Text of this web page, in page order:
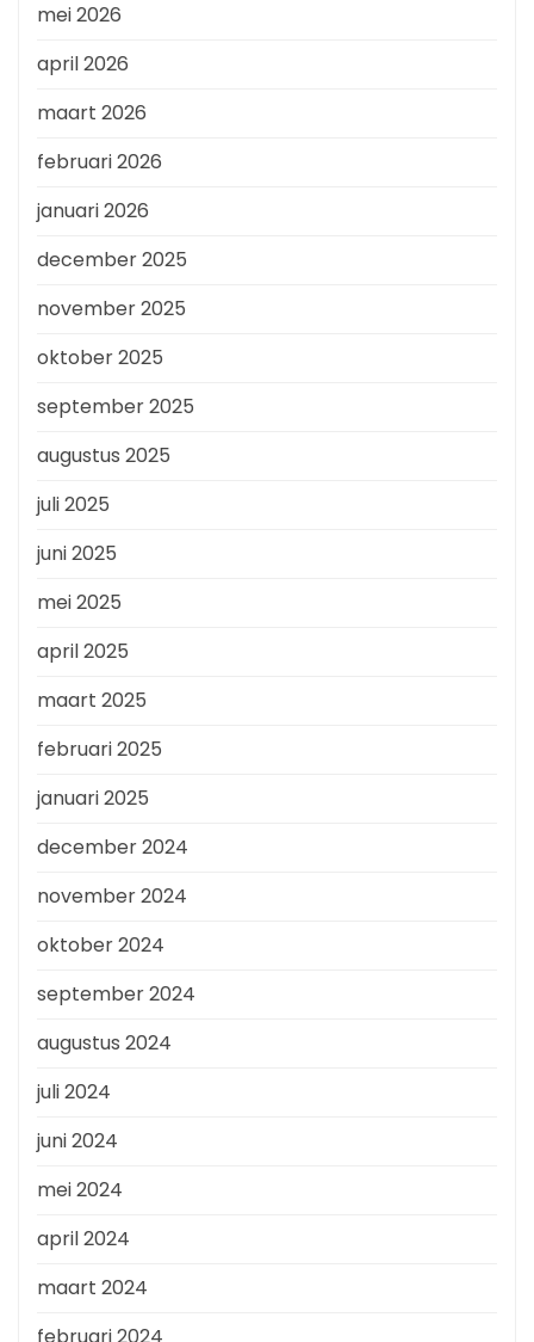
mei 2026
april 2026
maart 2026
februari 2026
januari 2026
december 2025
november 2025
oktober 2025
september 2025
augustus 2025
juli 2025
juni 2025
mei 2025
april 2025
maart 2025
februari 2025
januari 2025
december 2024
november 2024
oktober 2024
september 2024
augustus 2024
juli 2024
juni 2024
mei 2024
april 2024
maart 2024